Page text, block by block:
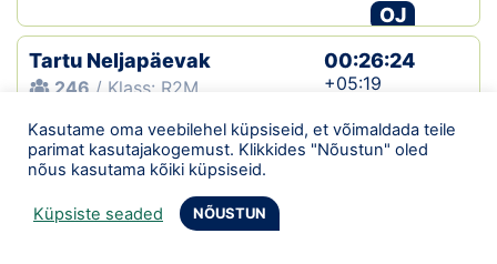
OJ
Tartu Neljapäevak
246 / Klass: R2M
00:26:24
+05:19
OJ
Tartu neljapäevak
277/ Klass: VALIK
Kasutame oma veebilehel küpsiseid, et võimaldada teile
parimat kasutajakogemust. Klikkides "Nõustun" oled
nõus kasutama kõiki küpsiseid.
Küpsiste seaded NÕUSTUN